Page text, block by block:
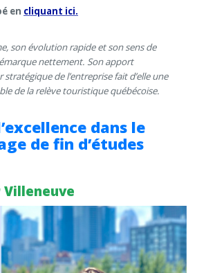
en cliquant ici.
son évolution rapide et son sens de
nettement. Son apport
de l’entreprise fait d’elle une
de la relève touristique québécoise.
dans le
de fin d’études